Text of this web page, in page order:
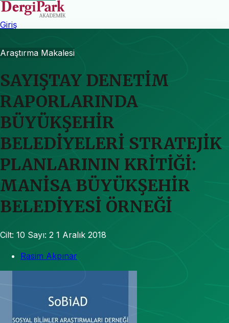
Giriş
Araştırma Makalesi
SAYIŞTAY DENETİM
RAPORLARINDA
BÜYÜKŞEHİR
BELEDİYELERİ STRATEJİK
PLANLARININ KRİTİĞİ:
MANİSA BÜYÜKŞEHİR
BELEDİYESİ ÖRNEĞİ
Cilt: 10 Sayı: 2 1 Aralık 2018
Rasim Akpınar